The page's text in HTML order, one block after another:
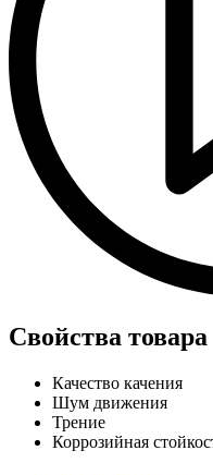
Свойства товара
Качество качения
Шум движения
Трение
Коррозийная